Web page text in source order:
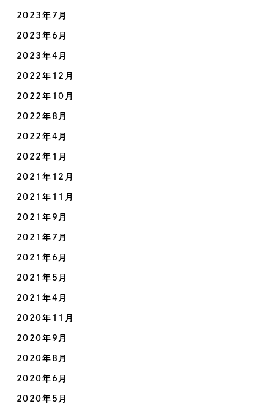
2023年7月
2023年6月
2023年4月
2022年12月
2022年10月
2022年8月
2022年4月
2022年1月
2021年12月
2021年11月
2021年9月
2021年7月
2021年6月
2021年5月
2021年4月
2020年11月
2020年9月
2020年8月
2020年6月
2020年5月